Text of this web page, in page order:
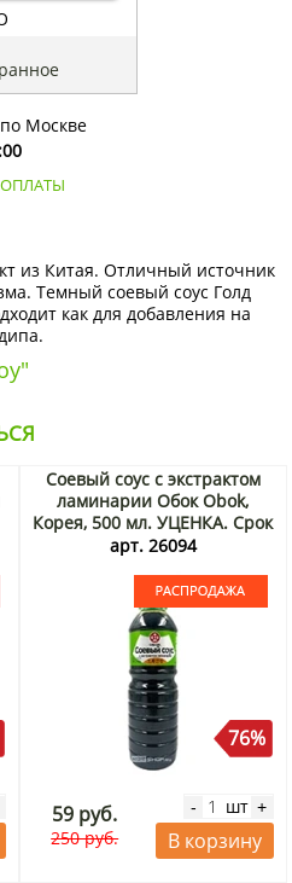
Москве
из Китая. Отличный источник
Темный соевый соус Голд
как для добавления на
Соевый соус с экстрактом
ламинарии Обок Obok,
Корея, 500 мл. УЦЕНКА. Срок
до 07.08.2026. Распродажа
арт. 26094
76%
59 руб.
250 руб.
- шт +
В корзину